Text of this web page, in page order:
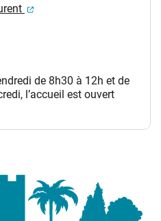
(ouverture dans un
de 8h30 à 12h et de
l’accueil est ouvert